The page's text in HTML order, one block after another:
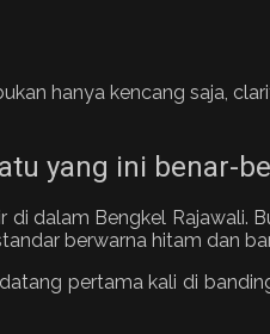
hanya kencang saja,
yang ini benar-
dalam Bengkel Rajawali.
berwarna hitam dan
pertama kali di